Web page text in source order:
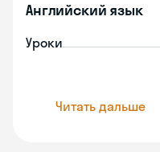
Английский язык
Уроки
Читать дальше